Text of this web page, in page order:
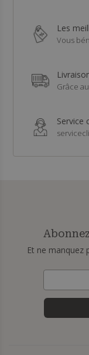
Les
Vous
Grâce
Service
Et ne manquez